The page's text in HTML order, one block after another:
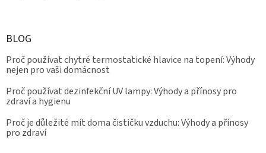
BLOG
Proč používat chytré termostatické hlavice na topení: Výhody
nejen pro vaši domácnost
Proč používat dezinfekční UV lampy: Výhody a přínosy pro
zdraví a hygienu
Proč je důležité mít doma čističku vzduchu: Výhody a přínosy
pro zdraví